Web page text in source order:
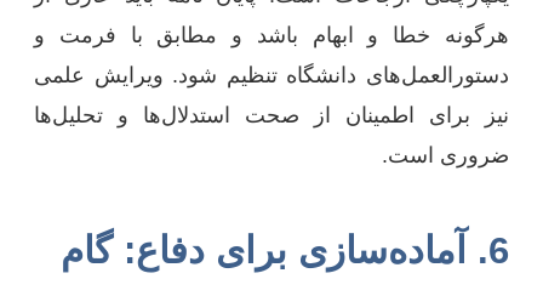
هرگونه خطا و ابهام باشد و مطابق با فرمت و
دستورالعمل‌های دانشگاه تنظیم شود. ویرایش علمی
نیز برای اطمینان از صحت استدلال‌ها و تحلیل‌ها
ضروری است.
6. آماده‌سازی برای دفاع: گام